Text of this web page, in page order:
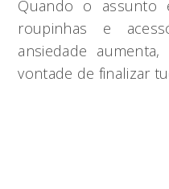
Quando o assunto
roupinhas e
ansiedade
vontade de finalizar